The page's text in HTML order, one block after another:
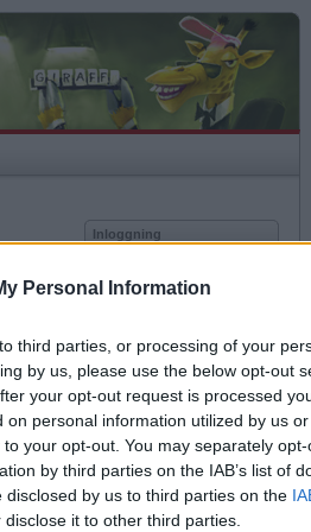
Personal Information
third parties, or processing of your
by us, please use the below opt-out
your opt-out request is processed
personal information utilized by us
your opt-out. You may separately
by third parties on the IAB’s list of
by us to third parties on the
it to other third parties.
1000
14396
0
95
38
Inloggning
Kom ihåg mig
Glömt ditt lösenord?
Få ny aktiveringslänk
Betapet är gratis!